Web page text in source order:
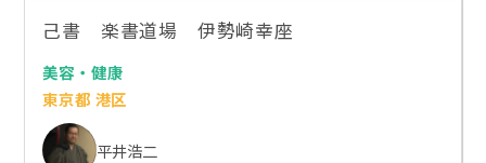
己書 楽書道場 伊勢崎幸座
美容・健康
東京都 港区
平井浩二